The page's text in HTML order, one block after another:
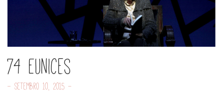
74 Eunices
- Setembro 10, 2015 -